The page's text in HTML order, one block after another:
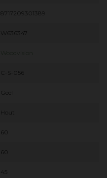
8717209301389
W636347
C-S-056
Geel
Hout
60
60
45